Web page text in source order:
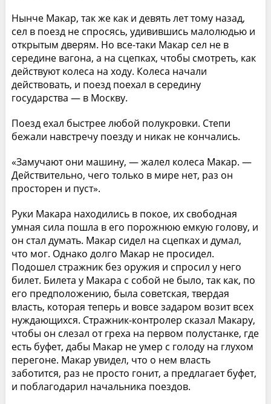
Нынче Макар, так же как и девять лет тому назад,
сел в поезд не спросясь, удивившись малолюдью и
открытым дверям. Но все-таки Макар сел не в
середине вагона, а на сцепках, чтобы смотреть, как
действуют колеса на ходу. Колеса начали
действовать, и поезд поехал в середину
государства — в Москву.
Поезд ехал быстрее любой полукровки. Степи
бежали навстречу поезду и никак не кончались.
«Замучают они машину, — жалел колеса Макар. —
Действительно, чего только в мире нет, раз он
просторен и пуст».
Руки Макара находились в покое, их свободная
умная сила пошла в его порожнюю емкую голову, и
он стал думать. Макар сидел на сцепках и думал,
что мог. Однако долго Макар не просидел.
Подошел стражник без оружия и спросил у него
билет. Билета у Макара с собой не было, так как, по
его предположению, была советская, твердая
власть, которая теперь и вовсе задаром возит всех
нуждающихся. Стражник-контролер сказал Макару,
чтобы он слезал от греха на первом полустанке, где
есть буфет, дабы Макар не умер с голоду на глухом
перегоне. Макар увидел, что о нем власть
заботится, раз не просто гонит, а предлагает буфет,
и поблагодарил начальника поездов.